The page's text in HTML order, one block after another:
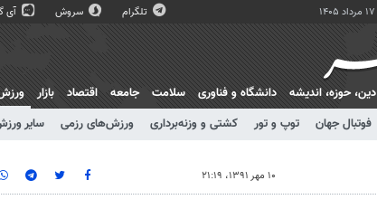
تلگرام سروش آی
دين، حوزه، انديشه دانشگاه و فناوری سلامت جامعه اقتصاد بازار
فوتبال جهان توپ و تور کشتی و وزنه‌برداری ورزش‌های رزمی سایر
۱۰ مهر ۱۳۹۱، ۲۱:۱۹